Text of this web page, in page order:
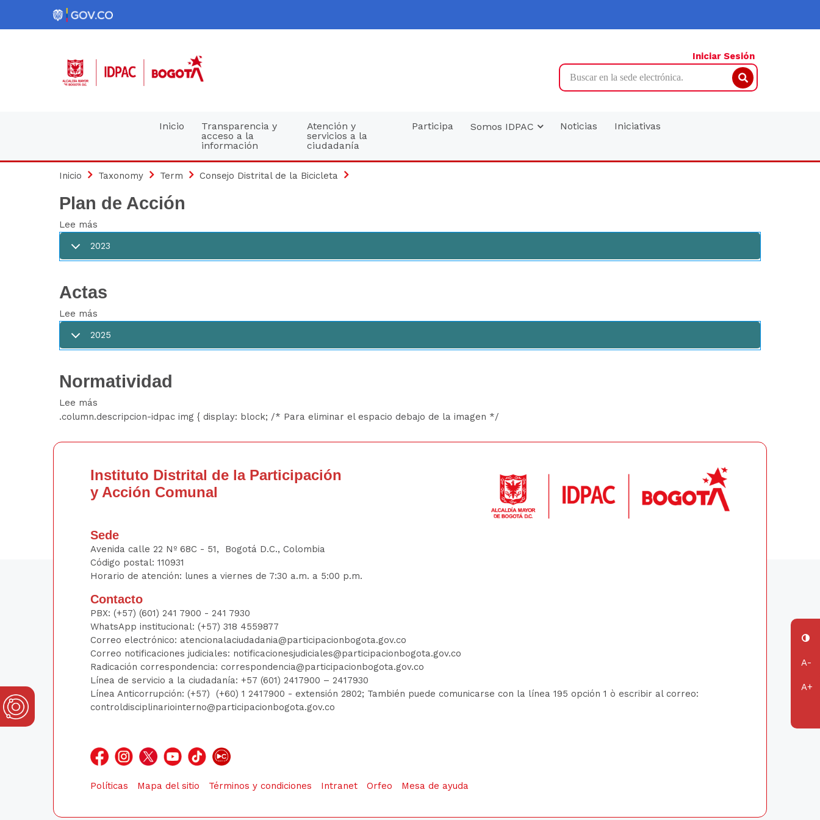
Iniciar Sesión
Search
Inicio
Transparencia y
acceso a la
información
Atención y
servicios a la
ciudadanía
Participa Somos IDPAC Noticias Iniciativas
Inicio Taxonomy Term Consejo Distrital de la Bicicleta
Plan de Acción
Lee más
2023
Actas
Lee más
2025
Normatividad
Lee más
Normatividad
.column.descripcion-idpac img { display: block; /* Para eliminar el espacio debajo de la imagen */
Instituto Distrital de la Participación
y Acción Comunal
Sede
Avenida calle 22 Nº 68C - 51, Bogotá D.C., Colombia
Código postal: 110931
Horario de atención: lunes a viernes de 7:30 a.m. a 5:00 p.m.
Contacto
PBX: (+57) (601) 241 7900 - 241 7930
WhatsApp institucional: (+57) 318 4559877
Correo electrónico: atencionalaciudadania@participacionbogota.gov.co
Correo notificaciones judiciales: notificacionesjudiciales@participacionbogota.gov.co
Radicación correspondencia: correspondencia@participacionbogota.gov.co
Línea de servicio a la ciudadanía: +57 (601) 2417900 – 2417930
Línea Anticorrupción: (+57)
(+60) 1 2417900 - extensión 2802; También puede comunicarse con la línea 195 opción 1 ò escribir al correo:
controldisciplinariointerno@participacionbogota.gov.co
Políticas Mapa del sitio Términos y condiciones Intranet Orfeo Mesa de ayuda